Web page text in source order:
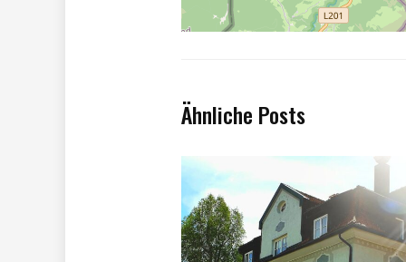
Ähnliche Posts